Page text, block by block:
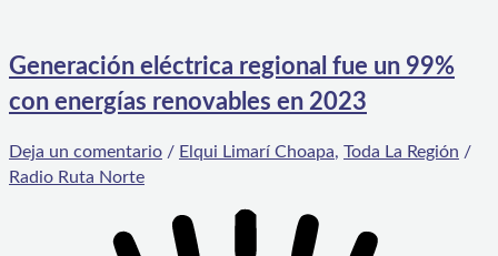
Generación eléctrica regional fue un 99%
con energías renovables en 2023
Deja un comentario / Elqui Limarí Choapa, Toda La Región /
Radio Ruta Norte